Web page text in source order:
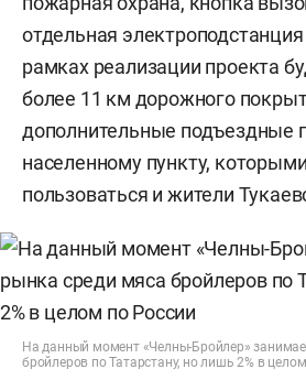
отдельная
рамках реализации проекта
более 11 км дорожного
дополнительные подъездные
населенному пункту,
пользоваться и жители
На данный момент «Челны-Бройлер»
бройлеров по Татарстану, но лишь 2% в